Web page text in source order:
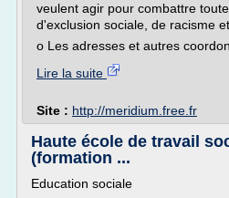
veulent agir pour combattre
d'exclusion sociale, de racisme
o Les adresses et autres
Lire la suite
Site : http://meridium.free.fr
Haute école de travail
(formation ...
Education sociale